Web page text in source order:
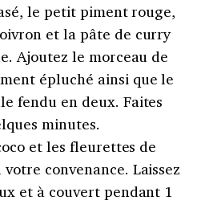
le petit piment rouge,
et la pâte de curry
Ajoutez le morceau de
épluché ainsi que le
fendu en deux. Faites
minutes.
et les fleurettes de
convenance. Laissez
et à couvert pendant 1